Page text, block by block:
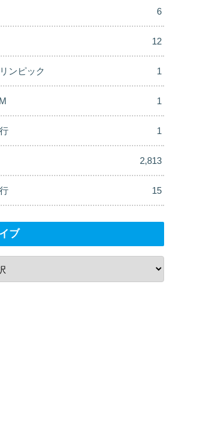
6
12
ンピック 1
1
1
2,813
15
ブ